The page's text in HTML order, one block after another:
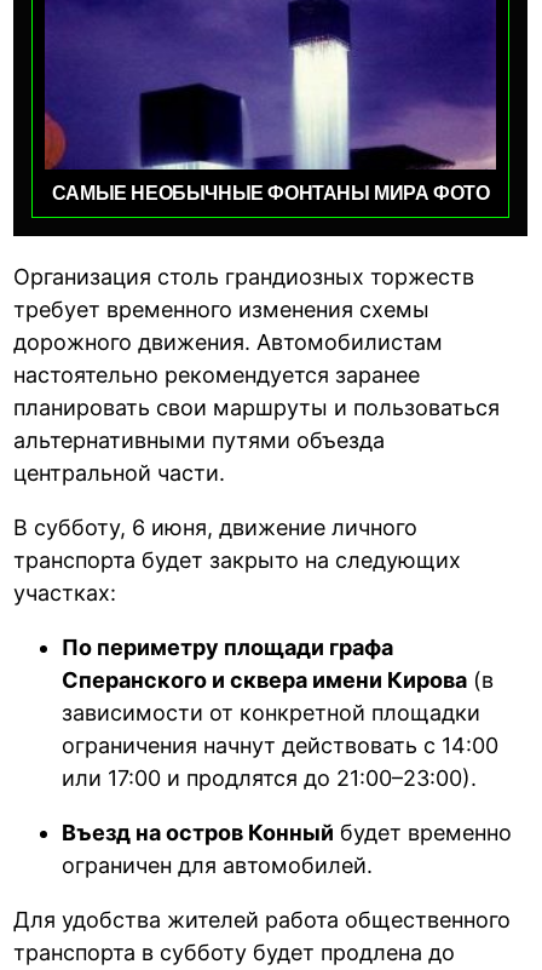
САМЫЕ НЕОБЫЧНЫЕ ФОНТАНЫ МИРА ФОТО
Организация столь грандиозных торжеств
требует временного изменения схемы
дорожного движения. Автомобилистам
настоятельно рекомендуется заранее
планировать свои маршруты и пользоваться
альтернативными путями объезда
центральной части.
В субботу, 6 июня, движение личного
транспорта будет закрыто на следующих
участках:
По периметру площади графа
Сперанского и сквера имени Кирова (в
зависимости от конкретной площадки
ограничения начнут действовать с 14:00
или 17:00 и продлятся до 21:00–23:00).
Въезд на остров Конный будет временно
ограничен для автомобилей.
Для удобства жителей работа общественного
транспорта в субботу будет продлена до